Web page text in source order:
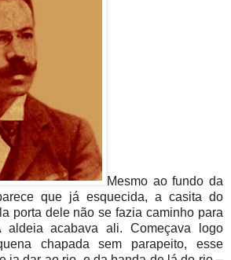
Mesmo ao fundo da
que já esquecida, a casita do
porta dele não se fazia caminho para
aldeia acabava ali. Começava logo
chapada sem parapeito, esse